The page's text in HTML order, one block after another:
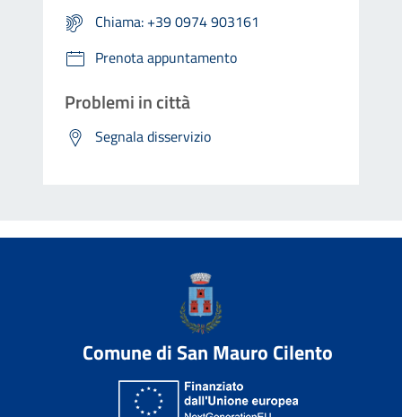
Chiama: +39 0974 903161
Prenota appuntamento
Problemi in città
Segnala disservizio
Comune di San Mauro Cilento